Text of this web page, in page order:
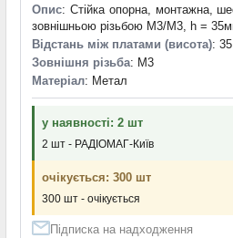
Опис: Стійка опорна, монтажна,
зовнішньою різьбою М3/М3, h =
Відстань між платами (висота):
Зовнішня різьба: M3
Матеріал: Метал
у наявності: 2 шт
2 шт - РАДІОМАГ-Київ
очікується: 300 шт
300 шт - очікується
Підписка на надходження